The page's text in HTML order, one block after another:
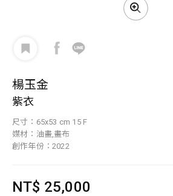
楊玉金
紫衣
尺寸：65x53 cm 15 F
媒材：油畫,畫布
創作年份：2022
NT$ 25,000